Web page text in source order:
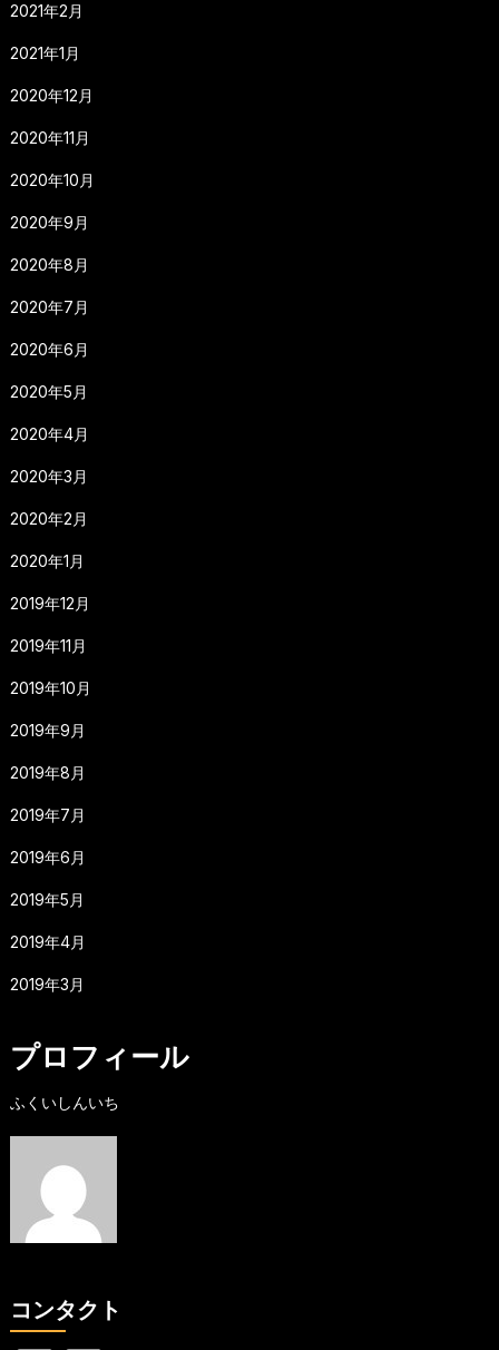
2021年2月
2021年1月
2020年12月
2020年11月
2020年10月
2020年9月
2020年8月
2020年7月
2020年6月
2020年5月
2020年4月
2020年3月
2020年2月
2020年1月
2019年12月
2019年11月
2019年10月
2019年9月
2019年8月
2019年7月
2019年6月
2019年5月
2019年4月
2019年3月
プロフィール
ふくいしんいち
コンタクト